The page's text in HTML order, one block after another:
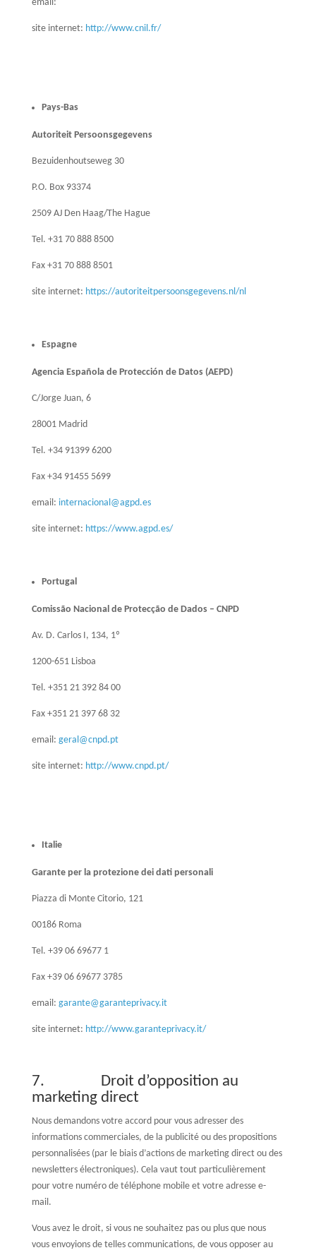
email:
site internet: http://www.cnil.fr/
Pays-Bas
Autoriteit Persoonsgegevens
Bezuidenhoutseweg 30
P.O. Box 93374
2509 AJ Den Haag/The Hague
Tel. +31 70 888 8500
Fax +31 70 888 8501
site internet: https://autoriteitpersoonsgegevens.nl/nl
Espagne
Agencia Española de Protección de Datos (AEPD)
C/Jorge Juan, 6
28001 Madrid
Tel. +34 91399 6200
Fax +34 91455 5699
email: internacional@agpd.es
site internet: https://www.agpd.es/
Portugal
Comissão Nacional de Protecção de Dados – CNPD
Av. D. Carlos I, 134, 1º
1200-651 Lisboa
Tel. +351 21 392 84 00
Fax +351 21 397 68 32
email: geral@cnpd.pt
site internet: http://www.cnpd.pt/
Italie
Garante per la protezione dei dati personali
Piazza di Monte Citorio, 121
00186 Roma
Tel. +39 06 69677 1
Fax +39 06 69677 3785
email: garante@garanteprivacy.it
site internet: http://www.garanteprivacy.it/
7. Droit d’opposition au
marketing direct
Nous demandons votre accord pour vous adresser des
informations commerciales, de la publicité ou des propositions
personnalisées (par le biais d’actions de marketing direct ou des
newsletters électroniques). Cela vaut tout particulièrement
pour votre numéro de téléphone mobile et votre adresse e-
mail.
Vous avez le droit, si vous ne souhaitez pas ou plus que nous
vous envoyions de telles communications, de vous opposer au